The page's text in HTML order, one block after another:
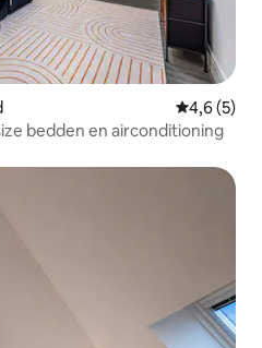
4,6 (5)
bedden en airconditioning